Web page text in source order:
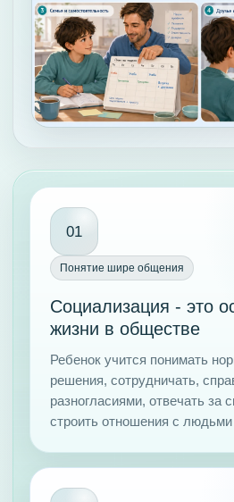
01
Понятие шире общения
Социализация - это
жизни в обществе
Ребенок учится понимать
решения, сотрудничать,
разногласиями, отвечать за
строить отношения с людьми